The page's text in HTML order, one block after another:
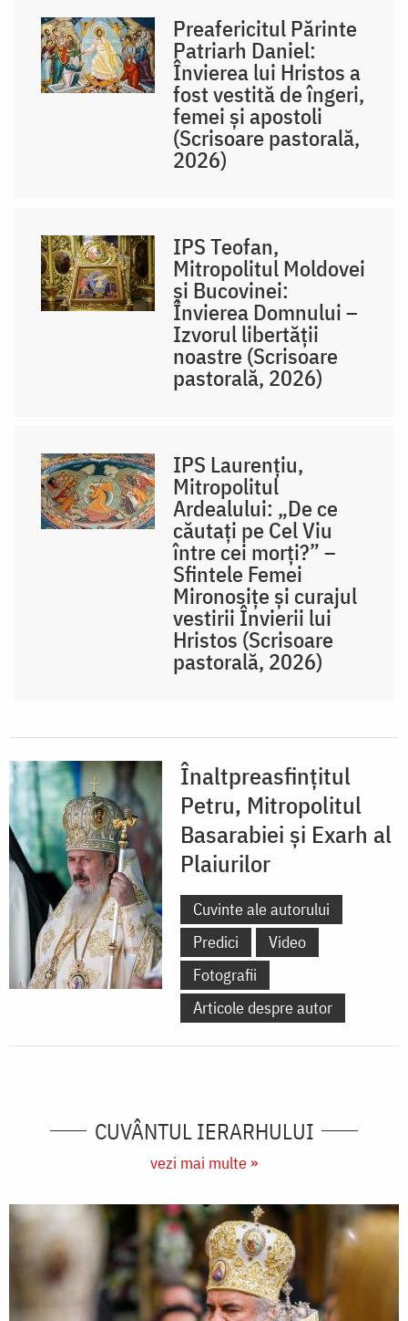
Preafericitul Părinte
Patriarh Daniel:
Învierea lui Hristos a
fost vestită de îngeri,
femei și apostoli
(Scrisoare pastorală,
2026)
IPS Teofan,
Mitropolitul Moldovei
și Bucovinei:
Învierea Domnului –
Izvorul libertăţii
noastre (Scrisoare
pastorală, 2026)
IPS Laurențiu,
Mitropolitul
Ardealului: „De ce
căutați pe Cel Viu
între cei morți?” –
Sfintele Femei
Mironosițe și curajul
vestirii Învierii lui
Hristos (Scrisoare
pastorală, 2026)
Înaltpreasfințitul
Petru, Mitropolitul
Basarabiei și Exarh al
Plaiurilor
Cuvinte ale autorului
Predici
Video
Fotografii
Articole despre autor
CUVÂNTUL IERARHULUI
vezi mai multe »